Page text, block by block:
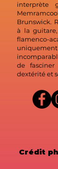
interprète
Brunswick.
à la
de
dextérité et
Crédit